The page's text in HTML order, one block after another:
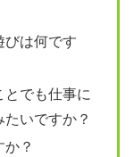
びは何です
とでも仕事に
いですか？
？